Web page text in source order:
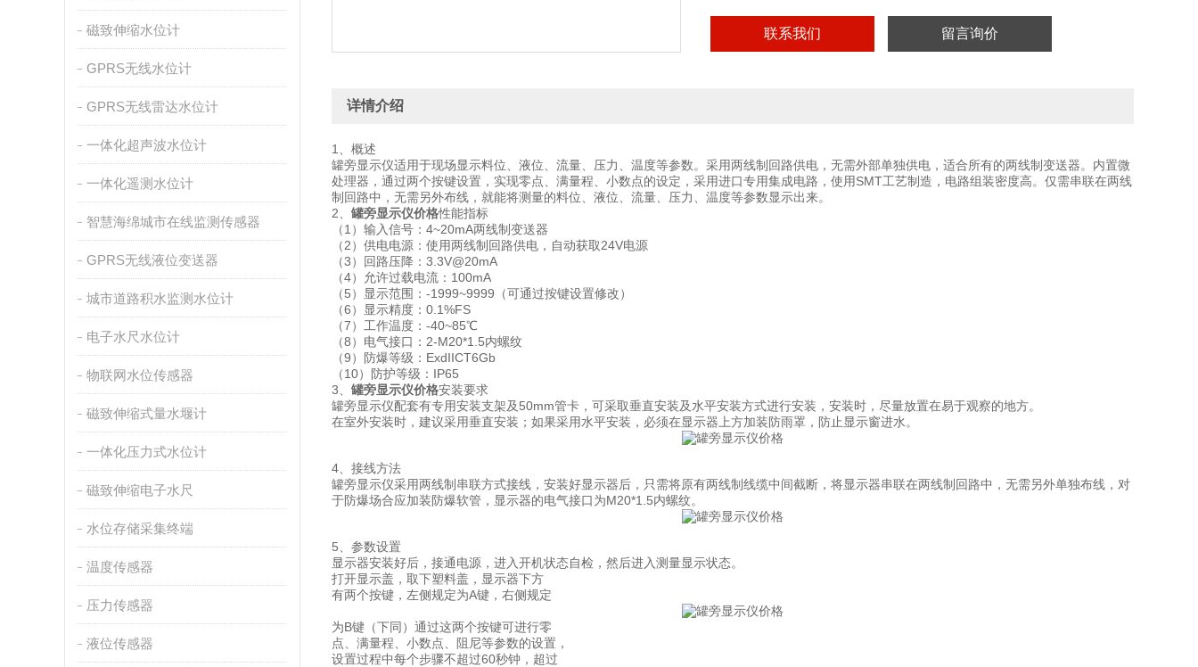
磁致伸缩水位计
GPRS无线水位计
GPRS无线雷达水位计
一体化超声波水位计
一体化遥测水位计
智慧海绵城市在线监测传感器
GPRS无线液位变送器
城市道路积水监测水位计
电子水尺水位计
物联网水位传感器
磁致伸缩式量水堰计
一体化压力式水位计
磁致伸缩电子水尺
水位存储采集终端
温度传感器
压力传感器
液位传感器
联系我们 留言询价
详情介绍
1、概述
罐旁显示仪适用于现场显示料位、液位、流量、压力、温度等参数。采用两线制回路供电，无需外部单独供电，适合所有的两线制变送器。内置微
处理器，通过两个按键设置，实现零点、满量程、小数点的设定，采用进口专用集成电路，使用SMT工艺制造，电路组装密度高。仅需串联在两线
制回路中，无需另外布线，就能将测量的料位、液位、流量、压力、温度等参数显示出来。
2、 罐旁显示仪价格性能指标
（1）输入信号：4~20mA两线制变送器
（2）供电电源：使用两线制回路供电，自动获取24V电源
（3）回路压降：3.3V@20mA
（4）允许过载电流：100mA
（5）显示范围：-1999~9999（可通过按键设置修改）
（6）显示精度：0.1%FS
（7）工作温度：-40~85℃
（8）电气接口：2-M20*1.5内螺纹
（9）防爆等级：ExdIICT6Gb
（10）防护等级：IP65
3、 罐旁显示仪价格安装要求
罐旁显示仪配套有专用安装支架及50mm管卡，可采取垂直安装及水平安装方式进行安装，安装时，尽量放置在易于观察的地方。
在室外安装时，建议采用垂直安装；如果采用水平安装，必须在显示器上方加装防雨罩，防止显示窗进水。
4、接线方法
罐旁显示仪采用两线制串联方式接线，安装好显示器后，只需将原有两线制线缆中间截断，将显示器串联在两线制回路中，无需另外单独布线，对
于防爆场合应加装防爆软管，显示器的电气接口为M20*1.5内螺纹。
5、参数设置
显示器安装好后，接通电源，进入开机状态自检，然后进入测量显示状态。
打开显示盖，取下塑料盖，显示器下方
有两个按键，左侧规定为A键，右侧规定
为B键（下同）通过这两个按键可进行零
点、满量程、小数点、阻尼等参数的设置，
设置过程中每个步骤不超过60秒钟，超过